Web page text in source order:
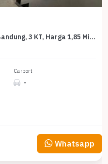
Rumah Favorit di Buah Batu, Bandung, 3 KT, Harga 1,85 Miliar
Carport
-
Whatsapp